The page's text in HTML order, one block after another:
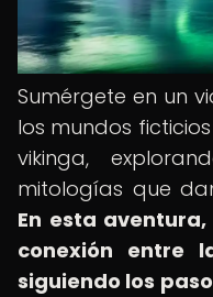
Sumérgete en un
los mundos
vikinga,
mitologías que
En esta
conexión entre
siguiendo los